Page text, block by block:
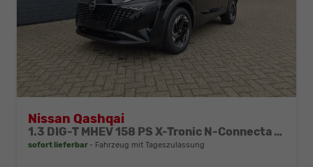
Nissan Qashqai
1.3 DIG-T MHEV 158 PS X-Tronic N-Connecta Teil-Leder PanoGlasdach Klimaautomatik Sitzheizung Lenkradheizung Navi ACC PDC v+h 360°Kamera DAB Bluetooth Touchscreen Apple CarPlay Android Auto 18"LM
sofort lieferbar Fahrzeug mit Tageszulassung